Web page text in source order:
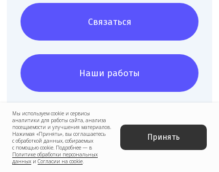
Мы используем cookie и сервисы
аналитики для работы сайта, анализа
посещаемости и улучшения материалов.
Нажимая «Принять», вы соглашаетесь
с обработкой данных, собираемых
с помощью cookie. Подробнее — в
Политике обработки персональных
данных и Согласии на cookie.
Принять